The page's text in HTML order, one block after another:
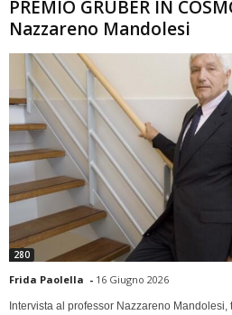
PREMIO GRUBER IN
Nazzareno Mandolesi
280
Frida Paolella - 16 Giugno 2026
Intervista al professor Nazzareno